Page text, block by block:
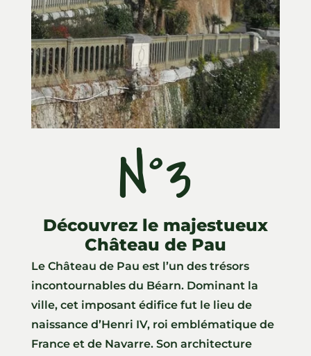
N°3
Découvrez le majestueux
Château de Pau
Le Château de Pau est l’un des trésors
incontournables du Béarn. Dominant la
ville, cet imposant édifice fut le lieu de
naissance d’Henri IV, roi emblématique de
France et de Navarre. Son architecture